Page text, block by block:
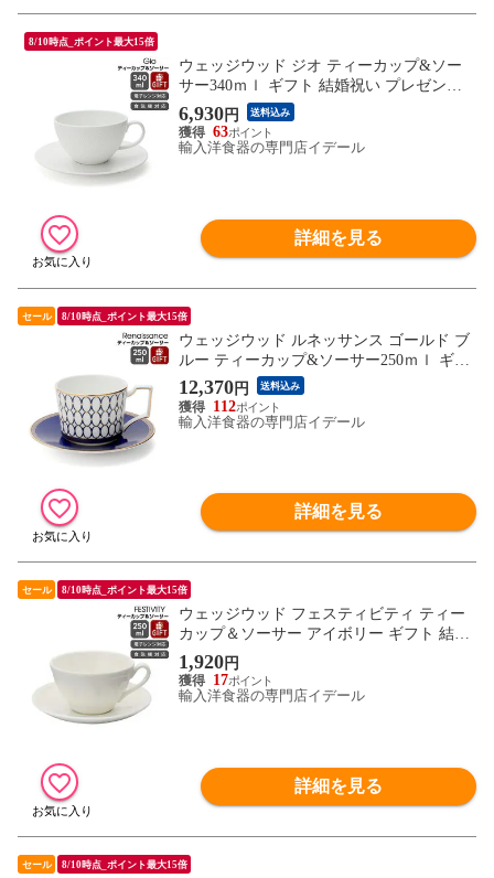
8/10時点_ポイント最大15倍
ウェッジウッド ジオ ティーカップ&ソー
サー340ｍｌ ギフト 結婚祝い プレゼント
贈り物 【食器 カトラリー】【ギフト】
6,930円 送料込み
63
輸入洋食器の専門店イデール
詳細を見る
セール 8/10時点_ポイント最大15倍
ウェッジウッド ルネッサンス ゴールド ブ
ルー ティーカップ&ソーサー250ｍｌ ギフ
ト 結婚祝い プレゼント 贈り物 【食器 カ
トラリー】【ギフト】
12,370円 送料込み
112
輸入洋食器の専門店イデール
詳細を見る
セール 8/10時点_ポイント最大15倍
ウェッジウッド フェスティビティ ティー
カップ＆ソーサー アイボリー ギフト 結婚
祝い プレゼント 贈り物 【食器 カトラリ
ー】【ギフト】
1,920円
17
輸入洋食器の専門店イデール
詳細を見る
セール 8/10時点_ポイント最大15倍